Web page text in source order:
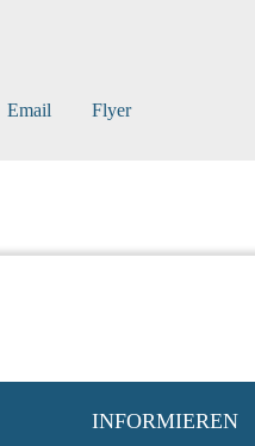
Email Flyer
INFORMIEREN